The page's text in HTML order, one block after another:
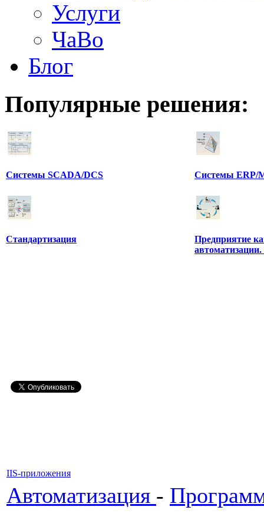
Услуги
ЧаВо
Блог
Популярные решения:
Системы SCADA/DCS Системы ERP/
Стандартизация
Предприятие
IIS-приложения
Автоматизация -